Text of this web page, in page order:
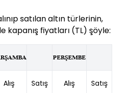
satılan altın türlerinin,
kapanış fiyatları (TL) şöyle:
PERŞEMBE
Alış Satış Alış Satış